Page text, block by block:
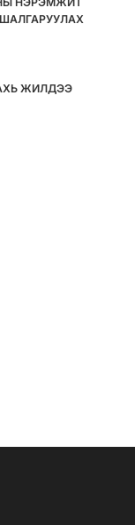
ЖИЛДЭЭ